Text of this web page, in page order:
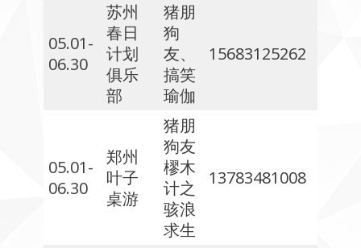
05.01-
06.30
苏州
春日
计划
俱乐
部
猪朋
狗
友、
搞笑
瑜伽
15683125262
05.01-
06.30
郑州
叶子
桌游
猪朋
狗友
樛木
计之
骇浪
求生
13783481008